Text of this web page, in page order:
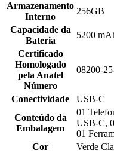
Armazenamento
Interno
256GB
Capacidade da
Bateria
5200
Certificado
Homologado
pela Anatel
Número
08200-
Conectividade
USB-C
Conteúdo da
Embalagem
01
USB-C,
01
Cor
Verde